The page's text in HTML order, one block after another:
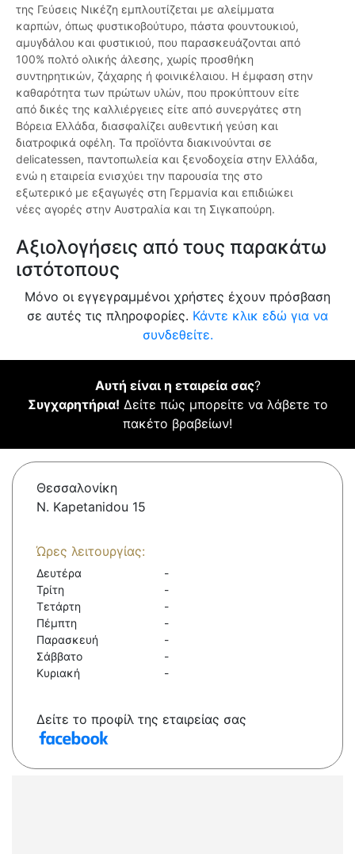
της Γεύσεις Νικέζη εμπλουτίζεται με αλείμματα
καρπών, όπως φυστικοβούτυρο, πάστα φουντουκιού,
αμυγδάλου και φυστικιού, που παρασκευάζονται από
100% πολτό ολικής άλεσης, χωρίς προσθήκη
συντηρητικών, ζάχαρης ή φοινικέλαιου. Η έμφαση στην
καθαρότητα των πρώτων υλών, που προκύπτουν είτε
από δικές της καλλιέργειες είτε από συνεργάτες στη
Βόρεια Ελλάδα, διασφαλίζει αυθεντική γεύση και
διατροφικά οφέλη. Τα προϊόντα διακινούνται σε
delicatessen, παντοπωλεία και ξενοδοχεία στην Ελλάδα,
ενώ η εταιρεία ενισχύει την παρουσία της στο
εξωτερικό με εξαγωγές στη Γερμανία και επιδιώκει
νέες αγορές στην Αυστραλία και τη Σιγκαπούρη.
Αξιολογήσεις από τους παρακάτω
ιστότοπους
Μόνο οι εγγεγραμμένοι χρήστες έχουν πρόσβαση
σε αυτές τις πληροφορίες. Κάντε κλικ εδώ για να
συνδεθείτε.
Αυτή είναι η εταιρεία σας?
Συγχαρητήρια! Δείτε πώς μπορείτε να λάβετε το
πακέτο βραβείων!
Θεσσαλονίκη
N. Kapetanidou 15
Ώρες λειτουργίας:
Δευτέρα
-
Τρίτη
-
Τετάρτη
-
Πέμπτη
-
Παρασκευή
-
Σάββατο
-
Κυριακή
-
Δείτε το προφίλ της εταιρείας σας